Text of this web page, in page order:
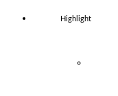
Highlight